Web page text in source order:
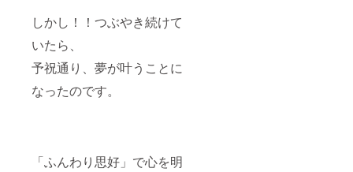
しかし！！つぶやき続けて
いたら、
予祝通り、夢が叶うことに
なったのです。
「ふんわり思好」で心を明